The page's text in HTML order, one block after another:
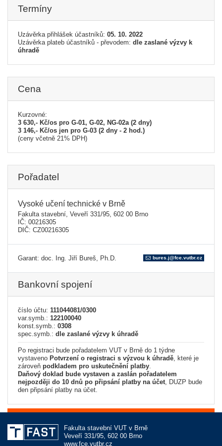
Termíny
Uzávěrka přihlášek účastníků: 05. 10. 2022
Uzávěrka plateb účastníků - převodem: dle zaslané výzvy k
úhradě
Cena
Kurzovné:
3 630,- Kč/os pro G-01, G-02, NG-02a (2 dny)
3 146,- Kč/os jen pro G-03 (2 dny - 2 hod.)
(ceny včetně 21% DPH)
Pořadatel
Vysoké učení technické v Brně
Fakulta stavební, Veveří 331/95, 602 00 Brno
IČ: 00216305
DIČ: CZ00216305
Garant: doc. Ing. Jiří Bureš, Ph.D. bures.j@fce.vutbr.cz
Bankovní spojení
číslo účtu: 111044081/0300
var.symb.: 122100040
konst.symb.: 0308
spec.symb.: dle zaslané výzvy k úhradě
Po registraci bude pořadatelem VUT v Brně do 1 týdne
vystaveno Potvrzení o registraci s výzvou k úhradě, které je
zároveň podkladem pro uskutečnění platby.
Daňový doklad bude vystaven a zaslán pořadatelem
nejpozději do 10 dnů po připsání platby na účet, DUZP bude
den připsání platby na účet.
Fakulta stavební VUT v Brně
Veveří 331/95, 602 00 Brno
www.fce.vutbr.cz